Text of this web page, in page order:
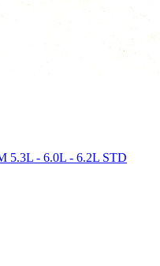
5.3L - 6.0L - 6.2L STD